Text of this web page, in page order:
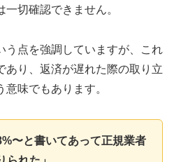
切確認できません。
う点を強調していますが、これ
あり、返済が遅れた際の取り立
味でもあります。
〜と書いてあって正規業者